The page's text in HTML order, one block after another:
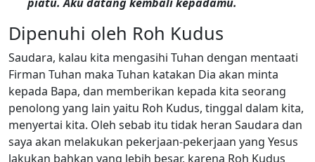
Dipenuhi oleh Roh Kudus
Saudara, kalau kita mengasihi Tuhan dengan mentaati
Firman Tuhan maka Tuhan katakan Dia akan minta
kepada Bapa, dan memberikan kepada kita seorang
penolong yang lain yaitu Roh Kudus, tinggal dalam kita,
menyertai kita. Oleh sebab itu tidak heran Saudara dan
saya akan melakukan pekerjaan-pekerjaan yang Yesus
lakukan bahkan yang lebih besar, karena Roh Kudus